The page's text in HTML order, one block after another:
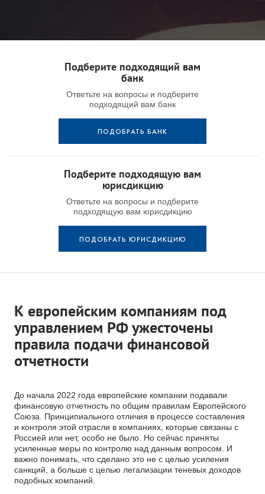
Подберите подходящий вам
банк
Ответьте на вопросы и подберите
подходящий вам банк
ПОДОБРАТЬ БАНК
Подберите подходящую вам
юрисдикцию
Ответьте на вопросы и подберите
подходящую вам юрисдикцию
ПОДОБРАТЬ ЮРИСДИКЦИЮ
К европейским компаниям под
управлением РФ ужесточены
правила подачи финансовой
отчетности
До начала 2022 года европейские компании подавали
финансовую отчетность по общим правилам Европейского
Союза. Принципиального отличия в процессе составления
и контроля этой отрасли в компаниях, которые связаны с
Россией или нет, особо не было. Но сейчас приняты
усиленные меры по контролю над данным вопросом. И
важно понимать, что сделано это не с целью усиления
санкций, а больше с целью легализации теневых доходов
подобных компаний.